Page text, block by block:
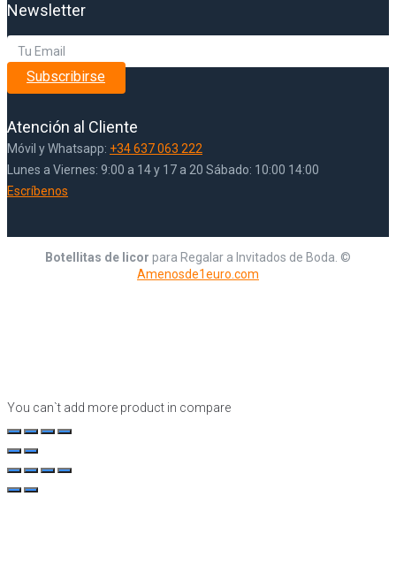
Newsletter
Subscribirse
Atención al Cliente
Móvil y Whatsapp: +34 637 063 222
Lunes a Viernes: 9:00 a 14 y 17 a 20 Sábado: 10:00 14:00
Escríbenos
Botellitas de licor para Regalar a Invitados de Boda. ©
Amenosde1euro.com
You can`t add more product in compare